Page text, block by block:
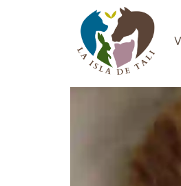
Categoría:
Milagritos